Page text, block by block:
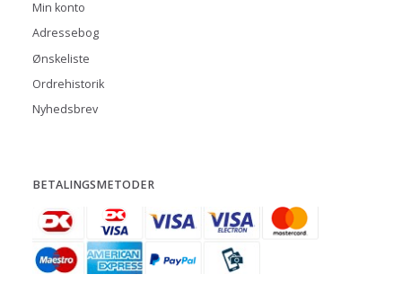
Min konto
Adressebog
Ønskeliste
Ordrehistorik
Nyhedsbrev
BETALINGSMETODER